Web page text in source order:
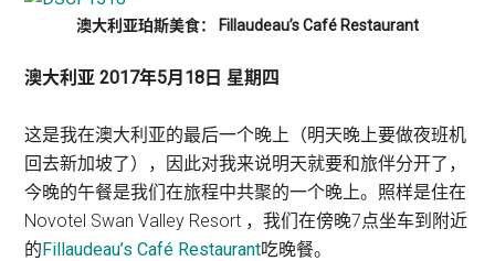
澳大利亚珀斯美食： Fillaudeau’s Café Restaurant
澳大利亚 2017年5月18日 星期四
这是我在澳大利亚的最后一个晚上（明天晚上要做夜班机
回去新加坡了），因此对我来说明天就要和旅伴分开了，
今晚的午餐是我们在旅程中共聚的一个晚上。照样是住在
Novotel Swan Valley Resort ，我们在傍晚7点坐车到附近
的Fillaudeau’s Café Restaurant吃晚餐。